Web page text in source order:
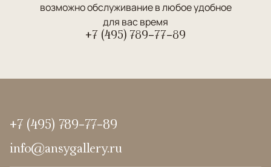
возможно обслуживание в любое удобное
для вас время
+7 (495) 789-77-89
+7 (495) 789-77-89
info@ansygallery.ru